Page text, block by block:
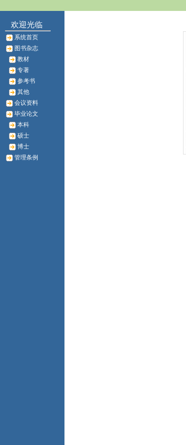
欢迎光临
系统首页
图书杂志
教材
专著
参考书
其他
会议资料
毕业论文
本科
硕士
博士
管理条例